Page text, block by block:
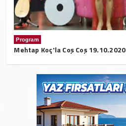
Program
Mehtap Koç'la Coş Coş 19.10.2020